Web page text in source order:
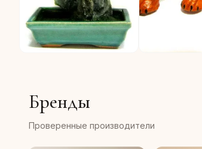
Бренды
Проверенные производители